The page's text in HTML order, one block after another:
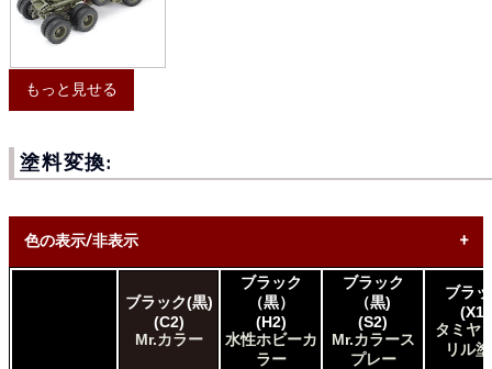
もっと見せる
塗料変換:
色の表示/非表示
* ボックスをオン/オフにして、同等の色を見つけやすくしま
ブラック(黒)
(C2)
Mr.カラー
ブラック
（黒）
(H2)
水性ホビーカ
ラー
ブラック
（黒)
(S2)
Mr.カラース
プレー
ブラ
(X1)
タミヤ
リル